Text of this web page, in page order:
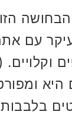
הבחושה
עם
היא
בלבבות